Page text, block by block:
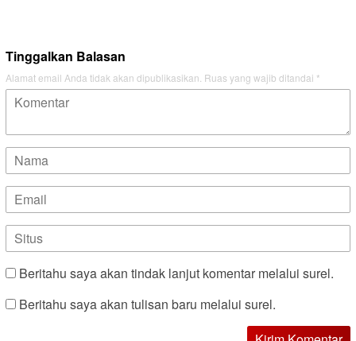
Tinggalkan Balasan
Alamat email Anda tidak akan dipublikasikan. Ruas yang wajib ditandai *
Beritahu saya akan tindak lanjut komentar melalui surel.
Beritahu saya akan tulisan baru melalui surel.